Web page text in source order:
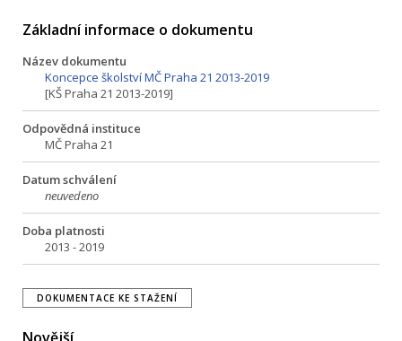
Základní informace o dokumentu
Název dokumentu
Koncepce školství MČ Praha 21 2013-2019
[KŠ Praha 21 2013-2019]
Odpovědná instituce
MČ Praha 21
Datum schválení
neuvedeno
Doba platnosti
2013 - 2019
DOKUMENTACE KE STAŽENÍ